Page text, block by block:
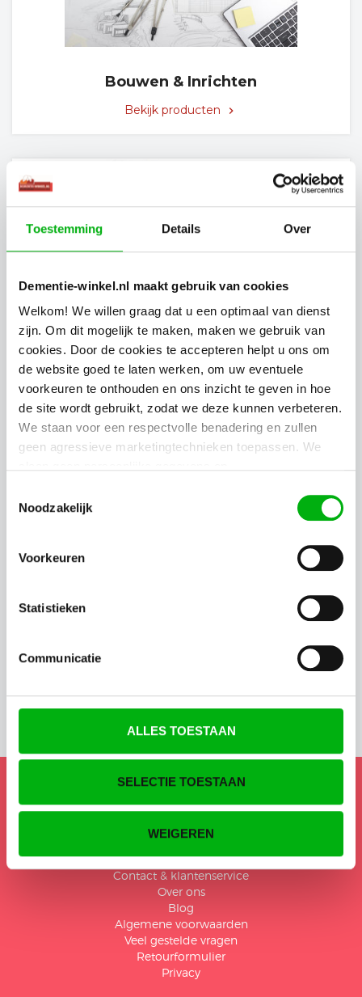
Toestemming Details Over
Dementie-winkel.nl maakt gebruik van cookies
Welkom! We willen graag dat u een optimaal van dienst
zijn. Om dit mogelijk te maken, maken we gebruik van
cookies. Door de cookies te accepteren helpt u ons om
de website goed te laten werken, om uw eventuele
voorkeuren te onthouden en ons inzicht te geven in hoe
de site wordt gebruikt, zodat we deze kunnen verbeteren.
We staan voor een respectvolle benadering en zullen
geen agressieve marketingtechnieken toepassen. We
Noodzakelijk
Voorkeuren
Statistieken
Communicatie
ALLES TOESTAAN
SELECTIE TOESTAAN
WEIGEREN
Bouwen & Inrichten
Bekijk producten keyboard_arrow_right
Mantelzorger
Bekijk producten keyboard_arrow_right
Voor wie
Omgevingszorg
Nieuws
Informatie
Contact & klantenservice
Over ons
Blog
Algemene voorwaarden
Veel gestelde vragen
Retourformulier
Privacy